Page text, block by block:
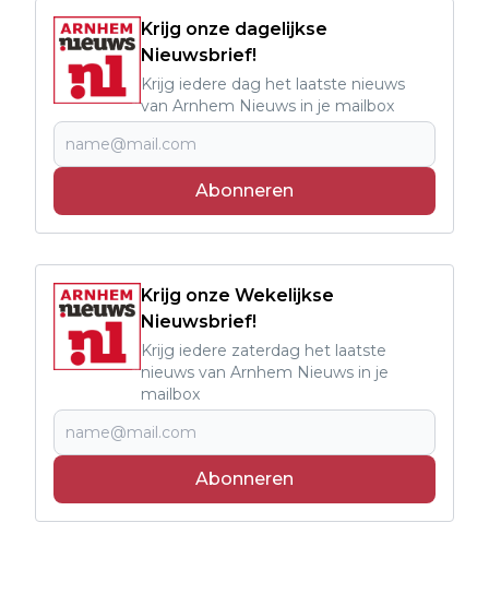
Krijg onze dagelijkse
Nieuwsbrief!
Krijg iedere dag het laatste nieuws
van Arnhem Nieuws in je mailbox
Abonneren
Krijg onze Wekelijkse
Nieuwsbrief!
Krijg iedere zaterdag het laatste
nieuws van Arnhem Nieuws in je
mailbox
Abonneren